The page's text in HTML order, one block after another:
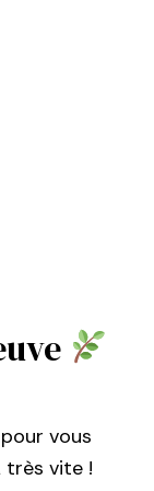
vous
très vite !